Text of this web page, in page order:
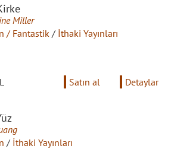
Miller
/ Fantastik / İthaki Yayınları
Satın al Detaylar
/ İthaki Yayınları